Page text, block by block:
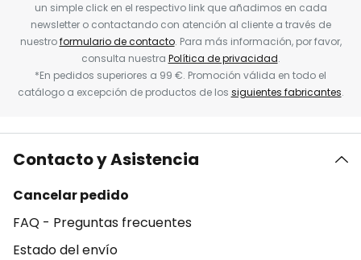
un simple click en el respectivo link que añadimos en cada
newsletter o contactando con atención al cliente a través de
nuestroformulario de contacto. Para más información, por favor,
consulta nuestra Política de privacidad.
*En pedidos superiores a 99 €. Promoción válida en todo el
catálogo a excepción de productos de los siguientes fabricantes.
Contacto y Asistencia
Cancelar pedido
FAQ - Preguntas frecuentes
Estado del envío